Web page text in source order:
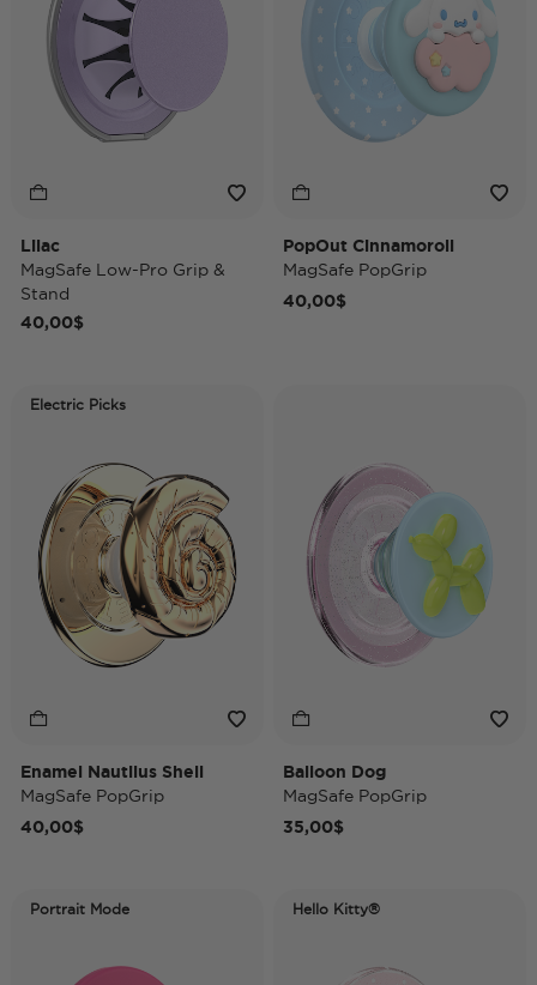
Lilac
MagSafe Low-Pro Grip &
Stand
40,00$
PopOut Cinnamoroll
MagSafe PopGrip
40,00$
Electric Picks
Enamel Nautilus Shell
MagSafe PopGrip
40,00$
Balloon Dog
MagSafe PopGrip
35,00$
Portrait Mode Hello Kitty®